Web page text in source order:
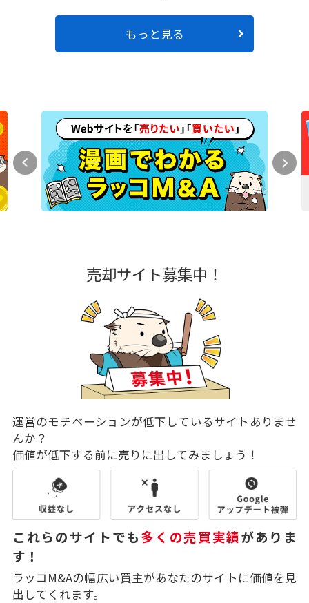
もっと見る
売却サイト募集中！
運営のモチベーションが低下しているサイトありませ
んか？
価値が低下する前に売りに出してみましょう！
これらのサイトでも多くの売買実績がありま
す！
ラッコM&Aの幅広い買主があなたのサイトに価値を見
出してくれます。